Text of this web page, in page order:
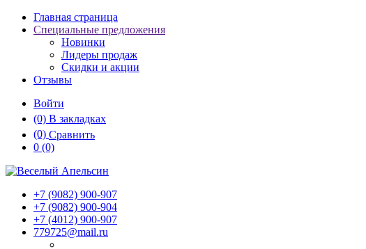
Главная страница
Специальные предложения
Новинки
Лидеры продаж
Скидки и акции
Отзывы
Войти
(0) В закладках
(0) Сравнить
0 (0)
+7 (9082) 900-907
+7 (9082) 900-904
+7 (4012) 900-907
779725@mail.ru